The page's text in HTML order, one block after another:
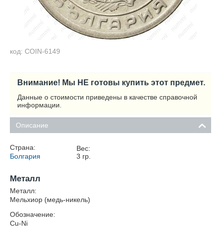
код: COIN-6149
Внимание! Мы НЕ готовы купить этот предмет.
Данные о стоимости приведены в качестве справочной
информации.
Описание
Страна:
Болгария
Вес:
3 гр.
Металл
Металл:
Мельхиор (медь-никель)
Обозначение:
Cu-Ni